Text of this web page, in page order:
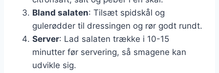
Bland salaten: Tilsæt spidskål og
gulerødder til dressingen og rør godt rundt.
Server: Lad salaten trække i 10-15
minutter før servering, så smagene kan
udvikle sig.